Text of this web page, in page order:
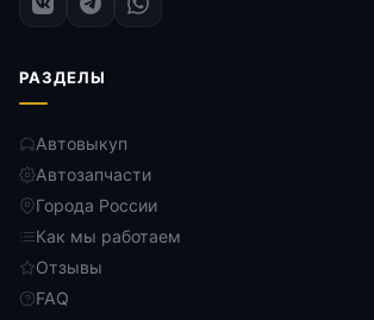
РАЗДЕЛЫ
Автовыкуп
Автозапчасти
Города России
Как мы работаем
Отзывы
FAQ